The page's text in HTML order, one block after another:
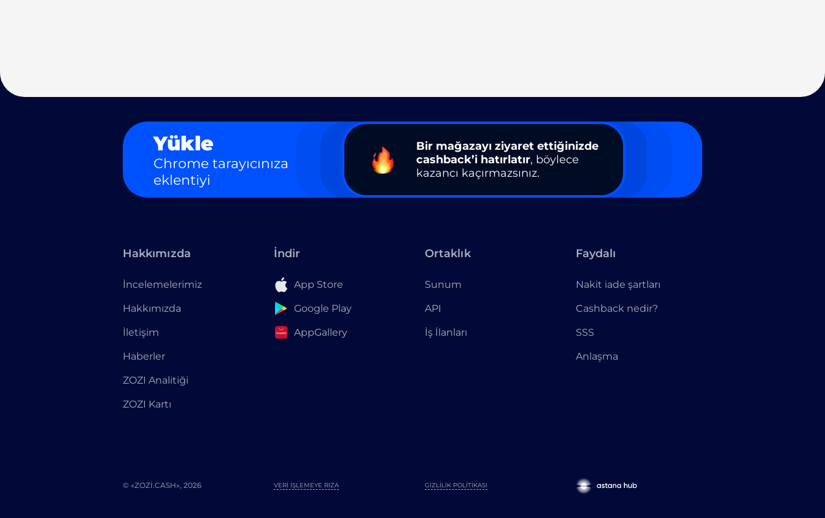
Yükle
Chrome tarayıcınıza
eklentiyi
Bir mağazayı ziyaret ettiğinizde
cashback’i hatırlatır, böylece
kazancı kaçırmazsınız.
Hakkımızda
İncelemelerimiz
Hakkımızda
İletişim
Haberler
ZOZI Analitiği
ZOZI Kartı
İndir
App Store
Google Play
AppGallery
Ortaklık
Sunum
API
İş İlanları
Faydalı
Nakit iade şartları
Cashback nedir?
SSS
Anlaşma
© «ZOZI.CASH», 2026 GIZLILIK POLITIKASI
VERI İŞLEMEYE RIZA